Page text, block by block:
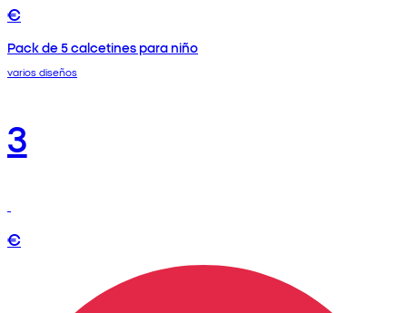
€
Pack de 5 calcetines para niño
varios diseños
3
€